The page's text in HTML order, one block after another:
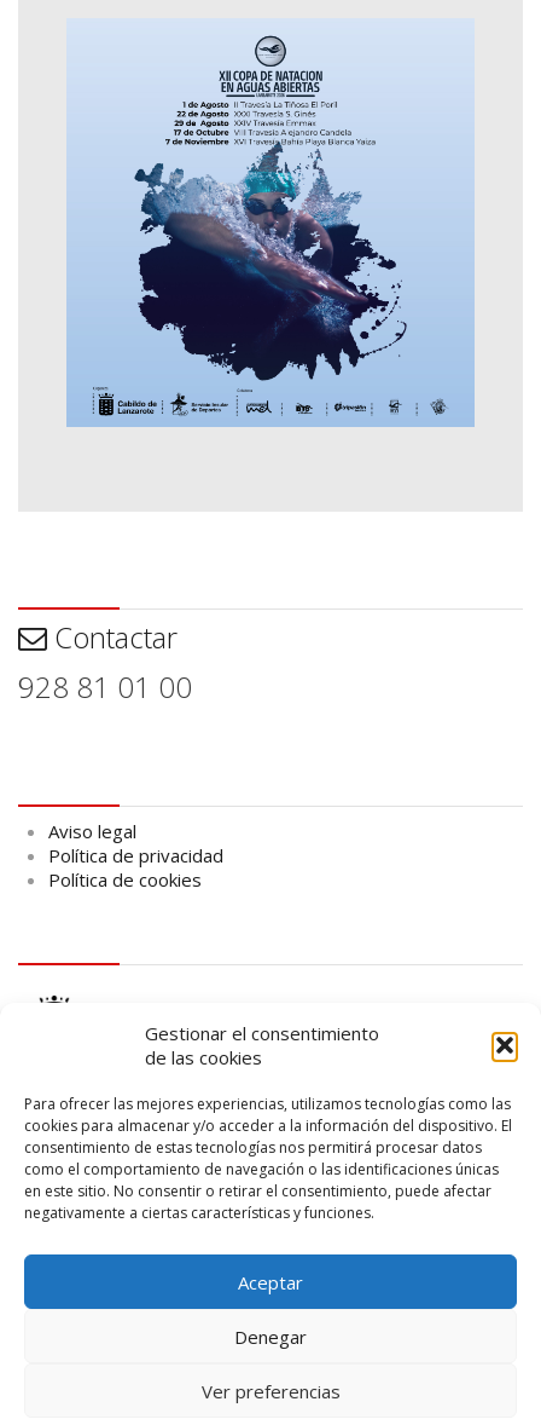
Gestionar el consentimiento
de las cookies
Para ofrecer las mejores experiencias, utilizamos tecnologías como las
cookies para almacenar y/o acceder a la información del dispositivo. El
consentimiento de estas tecnologías nos permitirá procesar datos
como el comportamiento de navegación o las identificaciones únicas
en este sitio. No consentir o retirar el consentimiento, puede afectar
negativamente a ciertas características y funciones.
Aceptar
Denegar
Ver preferencias
Contactar
928 81 01 00
Aviso legal
Política de privacidad
Política de cookies
logo SID